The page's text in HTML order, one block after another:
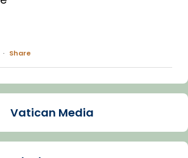
· Share
de Barcelona
patir depressió. Fa gairebé
l'Estadi Lluís Companys, la
Vatican Media